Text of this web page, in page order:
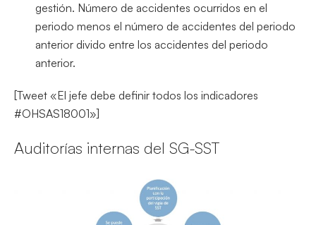
gestión. Número de accidentes ocurridos en el
periodo menos el número de accidentes del periodo
anterior divido entre los accidentes del periodo
anterior.
[Tweet «El jefe debe definir todos los indicadores
#OHSAS18001»]
Auditorías internas del SG-SST